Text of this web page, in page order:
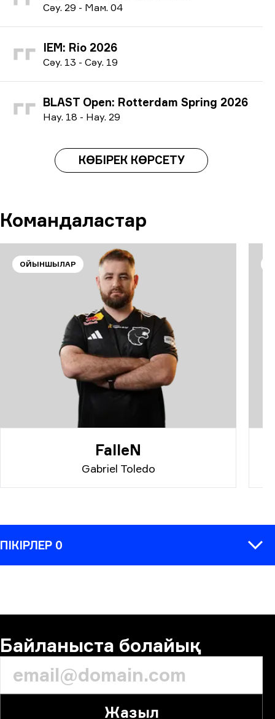
Сәу. 29 - Мам. 04
IEM: Rio 2026
Сәу. 13 - Сәу. 19
BLAST Open: Rotterdam Spring 2026
Нау. 18 - Нау. 29
КӨБІРЕК КӨРСЕТУ
Командаластар
ОЙЫНШЫЛАР
FalleN
Gabriel Toledo
ПІКІРЛЕР 0
Байланыста болайық
Жазыл